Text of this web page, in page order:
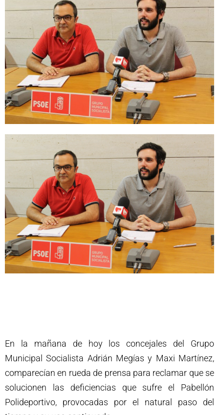
En la mañana de hoy los concejales del Grupo
Municipal Socialista Adrián Megías y Maxi Martínez,
comparecían en rueda de prensa para reclamar que se
solucionen las deficiencias que sufre el Pabellón
Polideportivo, provocadas por el natural paso del